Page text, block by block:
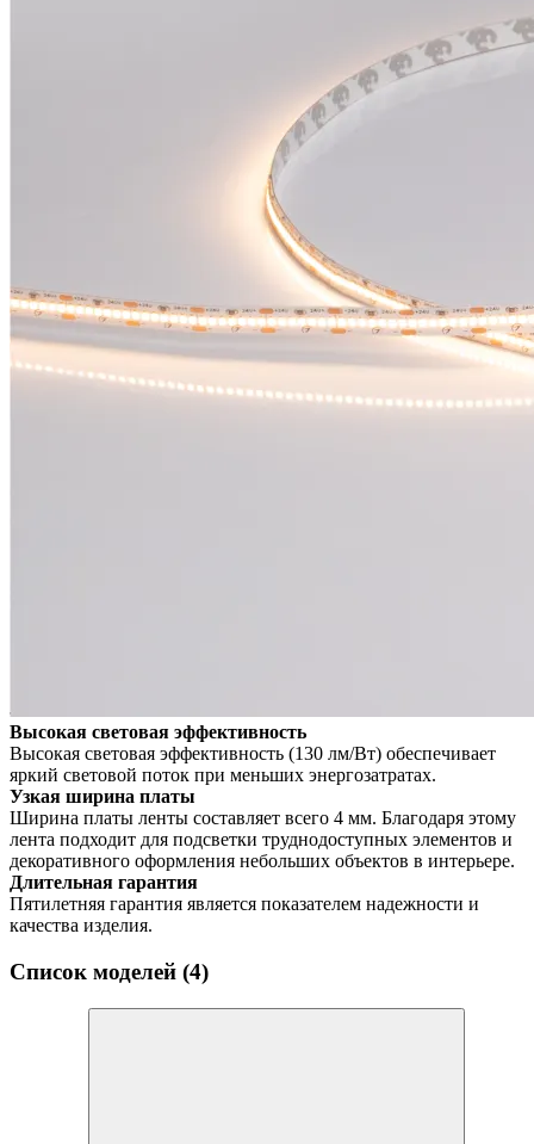
Высокая световая эффективность
Высокая световая эффективность (130 лм/Вт) обеспечивает
яркий световой поток при меньших энергозатратах.
Узкая ширина платы
Ширина платы ленты составляет всего 4 мм. Благодаря этому
лента подходит для подсветки труднодоступных элементов и
декоративного оформления небольших объектов в интерьере.
Длительная гарантия
Пятилетняя гарантия является показателем надежности и
качества изделия.
Список моделей (4)